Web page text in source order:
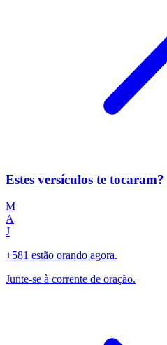
Estes versículos te
M
A
J
+581 estão orando agora.
Junte-se à corrente de oração.